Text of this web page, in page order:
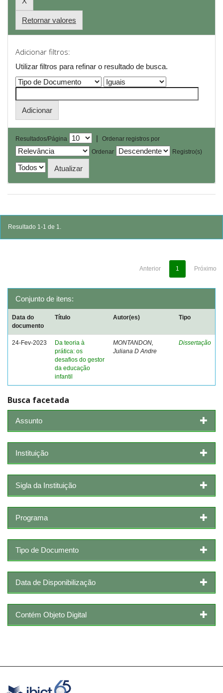
Retornar valores
Adicionar filtros:
Utilizar filtros para refinar o resultado de busca.
Resultados/Página |
Ordenar registros por
Ordenar
Registro(s)
Resultado 1-1 de 1.
Anterior 1 Próximo
Conjunto de itens:
Data do
documento
Título Autor(es) Tipo
24-Fev-2023
Da teoria à
prática: os
desafios do gestor
da educação
infantil
MONTANDON,
Juliana D Andre
Dissertação
Busca facetada
Assunto
Instituição
Sigla da Instituição
Programa
Tipo de Documento
Data de Disponibilização
Contém Objeto Digital